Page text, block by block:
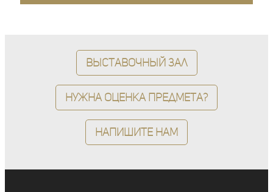
Выставочный зал
Нужна оценка предмета?
Напишите нам